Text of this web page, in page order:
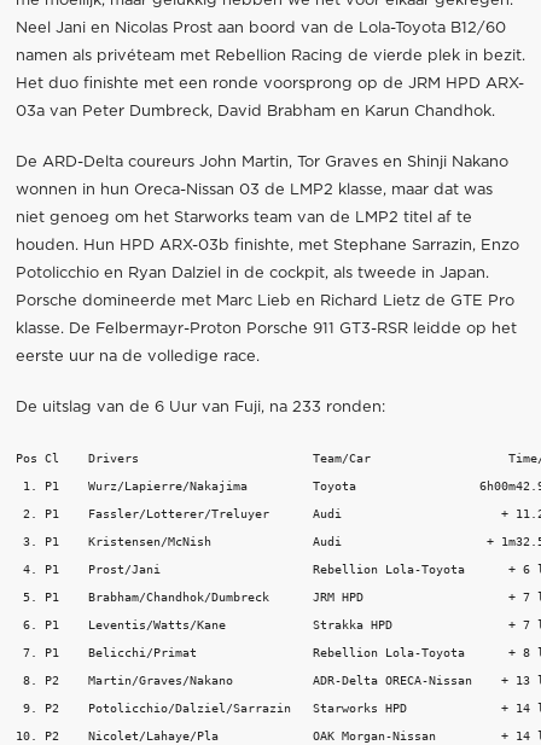
Neel Jani en Nicolas Prost aan boord van de Lola-Toyota B12/60
namen als privéteam met Rebellion Racing de vierde plek in bezit.
Het duo finishte met een ronde voorsprong op de JRM HPD ARX-
03a van Peter Dumbreck, David Brabham en Karun Chandhok.
De ARD-Delta coureurs John Martin, Tor Graves en Shinji Nakano
wonnen in hun Oreca-Nissan 03 de LMP2 klasse, maar dat was
niet genoeg om het Starworks team van de LMP2 titel af te
houden. Hun HPD ARX-03b finishte, met Stephane Sarrazin, Enzo
Potolicchio en Ryan Dalziel in de cockpit, als tweede in Japan.
Porsche domineerde met Marc Lieb en Richard Lietz de GTE Pro
klasse. De Felbermayr-Proton Porsche 911 GT3-RSR leidde op het
eerste uur na de volledige race.
De uitslag van de 6 Uur van Fuji, na 233 ronden:
Pos Cl    Drivers                        Team/Car                   Time/
1. P1    Wurz/Lapierre/Nakajima         Toyota
2. P1    Fassler/Lotterer/Treluyer      Audi                      +
3. P1    Kristensen/McNish              Audi                    +
4. P1    Prost/Jani                     Rebellion Lola-Toyota      + 6
5. P1    Brabham/Chandhok/Dumbreck      JRM HPD                    + 7
6. P1    Leventis/Watts/Kane            Strakka HPD                + 7
7. P1    Belicchi/Primat                Rebellion Lola-Toyota      + 8
8. P2    Martin/Graves/Nakano           ADR-Delta ORECA-Nissan    + 13
9. P2    Potolicchio/Dalziel/Sarrazin   Starworks HPD             + 14
10. P2    Nicolet/Lahaye/Pla             OAK Morgan-Nissan         + 14